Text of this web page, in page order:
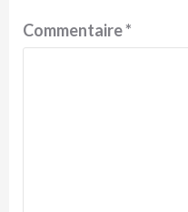
Commentaire*